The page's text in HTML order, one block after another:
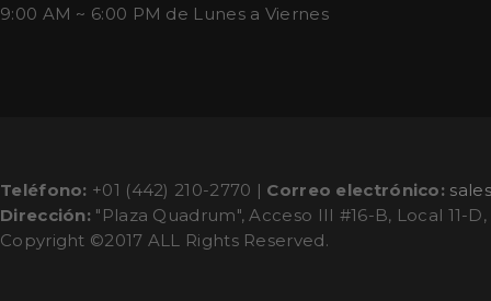
9:00 AM ~ 6:00 PM de Lunes a Viernes
Teléfono: +01 (442) 210-2770 | Correo electrónico:
Dirección: "Plaza Quadrum", Acceso III #16-B, Local 11-
Copyright ©2017 ALL Rights Reserved.